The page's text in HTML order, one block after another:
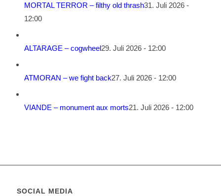
MORTAL TERROR – filthy old thrash31. Juli 2026 -
12:00
ALTARAGE – cogwheel29. Juli 2026 - 12:00
ATMORAN – we fight back27. Juli 2026 - 12:00
VIANDE – monument aux morts21. Juli 2026 - 12:00
SOCIAL MEDIA